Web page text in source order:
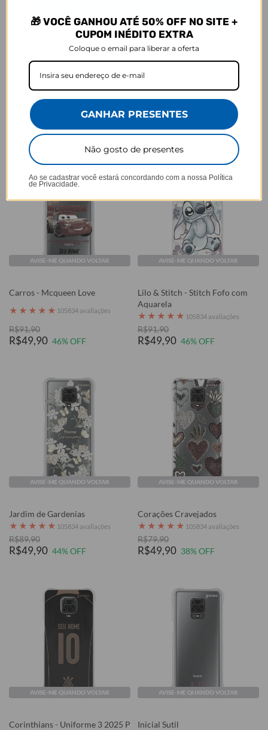
AVISE-ME QUANDO VOLTAR
Mural de Memórias
★★★105834 avaliações
R$59,90
AVISE-ME QUANDO VOLTAR
Capinha para celular - The
Nature
R$49,90 46% OFF
AVISE-ME QUANDO VOLTAR
Carros - Mcqueen Love
★ ★ ★ ★ ★ 105834 avaliações
R$91,90
R$49,90 46% OFF
AVISE-ME QUANDO VOLTAR
Lilo & Stitch - Stitch Fofo com
Aquarela
★ ★ ★ ★ ★ 105834 avaliações
R$91,90
R$49,90 46% OFF
AVISE-ME QUANDO VOLTAR
Jardim de Gardenias
★ ★ ★ ★ ★ 105834 avaliações
R$89,90
R$49,90 44% OFF
AVISE-ME QUANDO VOLTAR
Corações Cravejados
★ ★ ★ ★ ★ 105834 avaliações
R$79,90
R$49,90 38% OFF
AVISE-ME QUANDO VOLTAR
Corinthians - Uniforme 3 2025 P
AVISE-ME QUANDO VOLTAR
Inicial Sutil
🎁 VOCÊ GANHOU ATÉ 50% OFF NO SITE +
CUPOM INÉDITO EXTRA
Coloque o email para liberar a oferta
GANHAR PRESENTES
Não gosto de presentes
Ao se cadastrar você estará concordando com a nossa Política
de Privacidade.